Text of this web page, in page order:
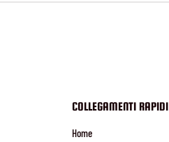
COLLEGAMENTI RAPIDI
Home